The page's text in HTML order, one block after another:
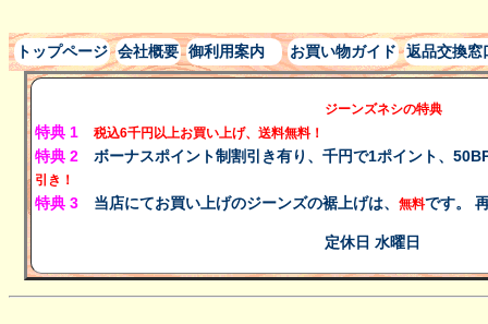
トップページ 会社概要 御利用案内 お買い物ガイド 返品交換窓
ジーンズネシの特典
特典 1 税込6千円以上お買い上げ、 送料無料！
特典 2 ボーナスポイント制割引き有り、千円で1ポイント、
引き！
特典 3 当店にてお買い上げのジーンズの裾上げは、 無料です。
定休日 水曜日